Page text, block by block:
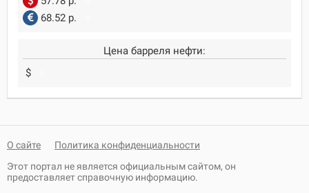
68.52 р.
Цена барреля нефти:
$
О сайте
Политика конфиденциальности
Этот портал не является официальным сайтом, он
предоставляет справочную информацию.